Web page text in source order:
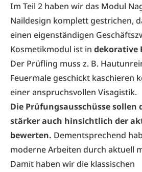
Im Teil 2 haben wir das Modul
Naildesign komplett gestrichen,
einen eigenständigen
Kosmetikmodul ist in dekorative
Der Prüfling muss z. B.
Feuermale geschickt kaschieren
einer anspruchsvollen Visagistik.
Die Prüfungsausschüsse sollen
stärker auch hinsichtlich der
bewerten. Dementsprechend
moderne Arbeiten durch aktuell
Damit haben wir die klassischen